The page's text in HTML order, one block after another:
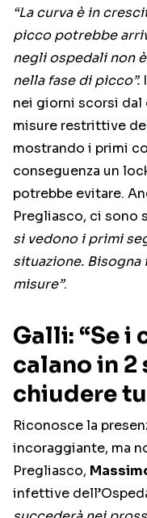
“La curva è in
picco potrebbe
negli ospedali non
nella fase di picco”.
nei giorni scorsi dal
misure restrittive
mostrando i primi
conseguenza un
potrebbe evitare.
Pregliasco, ci sono
si vedono i primi
situazione.
misure”.
Galli: “Se i
calano in 2
chiudere
Riconosce la
incoraggiante, ma
Pregliasco,
infettive